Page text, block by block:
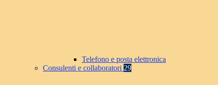
Telefono e posta elettronica
Consulenti e collaboratori 29